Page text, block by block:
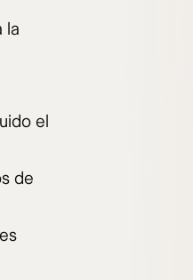
la
el
de